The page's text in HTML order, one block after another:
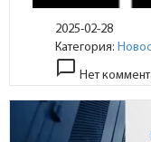
2025-02-28
Категория:
chat_bubble_outline Нет